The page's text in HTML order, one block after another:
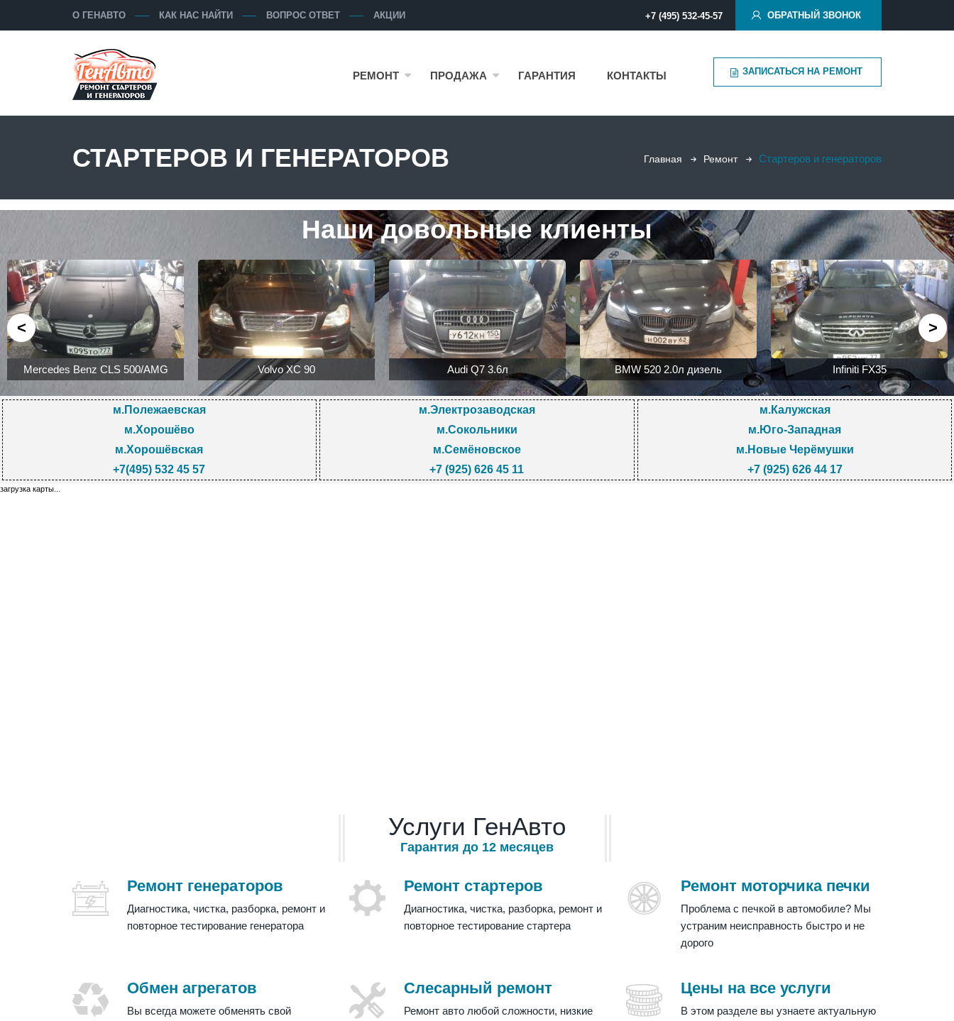
О ГЕНАВТО КАК НАС НАЙТИ ВОПРОС ОТВЕТ АКЦИИ +7 (495) 532-45-57 ОБРАТНЫЙ ЗВОНОК
РЕМОНТ ПРОДАЖА ГАРАНТИЯ КОНТАКТЫ ЗАПИСАТЬСЯ НА РЕМОНТ
СТАРТЕРОВ И ГЕНЕРАТОРОВ Главная Ремонт Стартеров и генераторов
Наши довольные клиенты
<
Mercedes Benz CLS 500/AMG Volvo XC 90 Audi Q7 3.6л BMW 520 2.0л дизель Infiniti FX35
>
м.Полежаевская
м.Хорошёво
м.Хорошёвская
+7(495) 532 45 57
м.Электрозаводская
м.Сокольники
м.Семёновское
+7 (925) 626 45 11
м.Калужская
м.Юго-Западная
м.Новые Черёмушки
+7 (925) 626 44 17
загрузка карты...
Услуги ГенАвто
Гарантия до 12 месяцев
Ремонт генераторов
Диагностика, чистка, разборка, ремонт и
повторное тестирование генератора
Ремонт стартеров
Диагностика, чистка, разборка, ремонт и
повторное тестирование стартера
Ремонт моторчика печки
Проблема с печкой в автомобиле? Мы
устраним неисправность быстро и не
дорого
Обмен агрегатов
Вы всегда можете обменять свой
Слесарный ремонт
Ремонт авто любой сложности, низкие
Цены на все услуги
В этом разделе вы узнаете актуальную